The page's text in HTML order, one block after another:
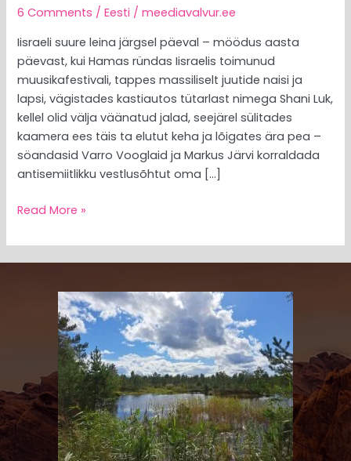
6 Comments /Eesti /meediavalvur.ee
Iisraeli suure leina järgsel päeval – möödus aasta
päevast, kui Hamas ründas Iisraelis toimunud
muusikafestivali, tappes massiliselt juutide naisi ja
lapsi, vägistades kastiautos tütarlast nimega Shani Luk,
kellel olid välja väänatud jalad, seejärel sülitades
kaamera ees täis ta elutut keha ja lõigates ära pea –
söandasid Varro Vooglaid ja Markus Järvi korraldada
antisemiitlikku vestlusõhtut oma […]
Read More »